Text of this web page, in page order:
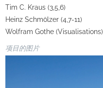
Tim C. Kraus (3,5,6)
Heinz Schmölzer (4,7-11)
Wolfram Gothe (Visualisations)
项目的图片